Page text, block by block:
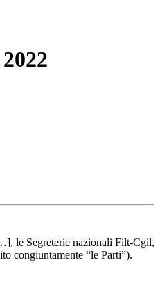
le Segreterie nazionali Filt-Cgil,
congiuntamente “le Parti”).